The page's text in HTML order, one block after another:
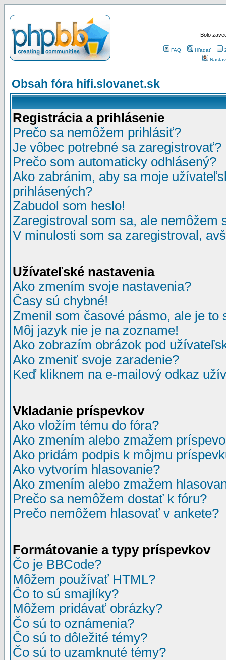
Bolo
FAQ Hľadať
Obsah fóra hifi.slovanet.sk
Registrácia a prihlásenie
Prečo sa nemôžem prihlásiť?
Je vôbec potrebné sa zaregistrovať?
Prečo som automaticky odhlásený?
Ako zabránim, aby sa moje
prihlásených?
Zabudol som heslo!
Zaregistroval som sa, ale nemôžem
V minulosti som sa zaregistroval,
Užívateľské nastavenia
Ako zmením svoje nastavenia?
Časy sú chybné!
Zmenil som časové pásmo, ale je to
Môj jazyk nie je na zozname!
Ako zobrazím obrázok pod
Ako zmeniť svoje zaradenie?
Keď kliknem na e-mailový odkaz
Vkladanie príspevkov
Ako vložím tému do fóra?
Ako zmením alebo zmažem
Ako pridám podpis k môjmu
Ako vytvorím hlasovanie?
Ako zmením alebo zmažem
Prečo sa nemôžem dostať k fóru?
Prečo nemôžem hlasovať v ankete?
Formátovanie a typy príspevkov
Čo je BBCode?
Môžem používať HTML?
Čo to sú smajlíky?
Môžem pridávať obrázky?
Čo sú to oznámenia?
Čo sú to dôležité témy?
Čo sú to uzamknuté témy?